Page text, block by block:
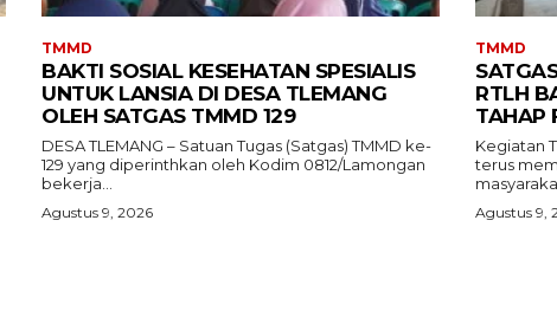
TMMD
BAKTI SOSIAL KESEHATAN SPESIALIS
UNTUK LANSIA DI DESA TLEMANG
OLEH SATGAS TMMD 129
DESA TLEMANG – Satuan Tugas (Satgas) TMMD ke-
129 yang diperinthkan oleh Kodim 0812/Lamongan
bekerja...
Agustus 9, 2026
TMMD
RTLH
TAHAP
Kegiatan
terus
Agustus 9,